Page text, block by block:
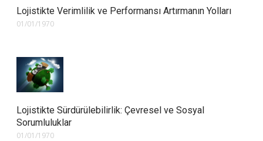
Lojistikte Verimlilik ve Performansı Artırmanın Yolları
01/01/1970
Lojistikte Sürdürülebilirlik: Çevresel ve Sosyal
Sorumluluklar
01/01/1970